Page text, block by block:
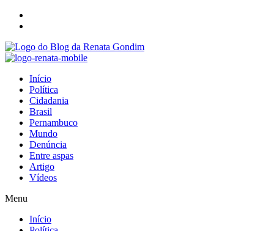
Início
Política
Cidadania
Brasil
Pernambuco
Mundo
Denúncia
Entre aspas
Artigo
Vídeos
Menu
Início